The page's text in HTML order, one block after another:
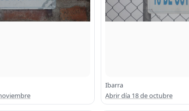
Ibarra
Abrir día 18 de octubre